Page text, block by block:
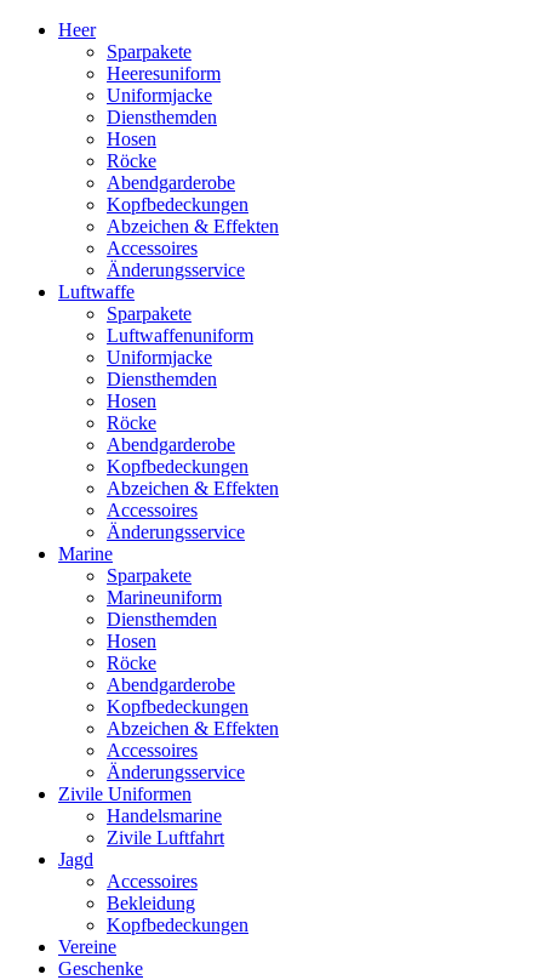
Heer
Sparpakete
Heeresuniform
Uniformjacke
Diensthemden
Hosen
Röcke
Abendgarderobe
Kopfbedeckungen
Abzeichen & Effekten
Accessoires
Änderungsservice
Luftwaffe
Sparpakete
Luftwaffenuniform
Uniformjacke
Diensthemden
Hosen
Röcke
Abendgarderobe
Kopfbedeckungen
Abzeichen & Effekten
Accessoires
Änderungsservice
Marine
Sparpakete
Marineuniform
Diensthemden
Hosen
Röcke
Abendgarderobe
Kopfbedeckungen
Abzeichen & Effekten
Accessoires
Änderungsservice
Zivile Uniformen
Handelsmarine
Zivile Luftfahrt
Jagd
Accessoires
Bekleidung
Kopfbedeckungen
Vereine
Geschenke